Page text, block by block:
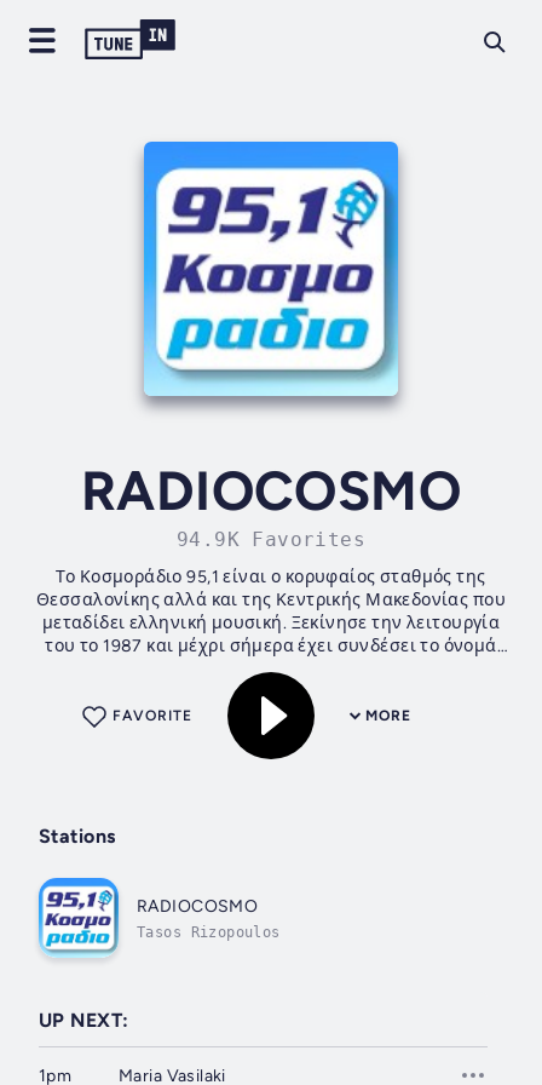
RADIOCOSMO
94.9K Favorites
Το Κοσμοράδιο 95,1 είναι ο κορυφαίος σταθμός της
Θεσσαλονίκης αλλά και της Κεντρικής Μακεδονίας που
μεταδίδει ελληνική μουσική. Ξεκίνησε την λειτουργία
του το 1987 και μέχρι σήμερα έχει συνδέσει το όνομά
του με τις μεγαλύτερες επιτυχίες και τις...
MORE
FAVORITE
Stations
RADIOCOSMO
Tasos Rizopoulos
UP NEXT:
1pm Maria Vasilaki